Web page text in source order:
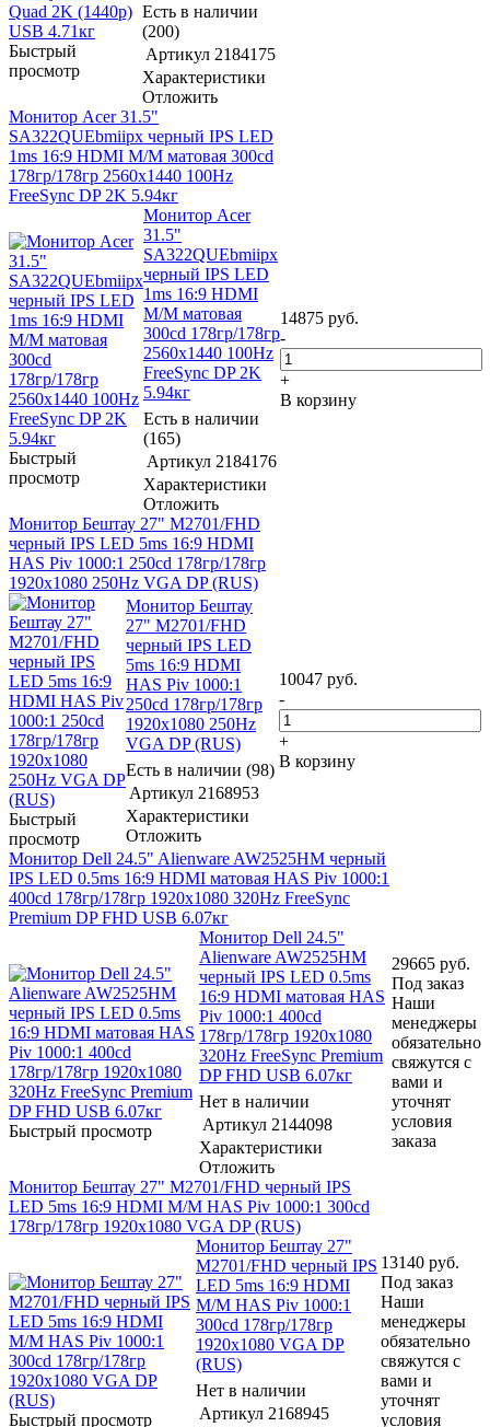
Быстрый
просмотр
Есть в наличии
(200)
Артикул 2184175
Характеристики
Отложить
Монитор Acer 31.5"
SA322QUEbmiipx черный IPS LED
1ms 16:9 HDMI M/M матовая 300cd
178гр/178гр 2560x1440 100Hz
FreeSync DP 2K 5.94кг
Быстрый
просмотр
Монитор Acer
31.5"
SA322QUEbmiipx
черный IPS LED
1ms 16:9 HDMI
M/M матовая
300cd 178гр/178гр
2560x1440 100Hz
FreeSync DP 2K
5.94кг
Есть в наличии
(165)
Артикул 2184176
Характеристики
Отложить
14875 руб.
-
+
В корзину
Монитор Бештау 27" М2701/FHD
черный IPS LED 5ms 16:9 HDMI
HAS Piv 1000:1 250cd 178гр/178гр
1920x1080 250Hz VGA DP (RUS)
Быстрый
просмотр
Монитор Бештау
27" М2701/FHD
черный IPS LED
5ms 16:9 HDMI
HAS Piv 1000:1
250cd 178гр/178гр
1920x1080 250Hz
VGA DP (RUS)
Есть в наличии (98)
Артикул 2168953
Характеристики
Отложить
10047 руб.
-
+
В корзину
Монитор Dell 24.5" Alienware AW2525HM черный
IPS LED 0.5ms 16:9 HDMI матовая HAS Piv 1000:1
400cd 178гр/178гр 1920x1080 320Hz FreeSync
Premium DP FHD USB 6.07кг
Быстрый просмотр
Монитор Dell 24.5"
Alienware AW2525HM
черный IPS LED 0.5ms
16:9 HDMI матовая HAS
Piv 1000:1 400cd
178гр/178гр 1920x1080
320Hz FreeSync Premium
DP FHD USB 6.07кг
Нет в наличии
Артикул 2144098
Характеристики
Отложить
29665 руб.
Под заказ
Наши
менеджеры
обязательно
свяжутся с
вами и
уточнят
условия
заказа
Монитор Бештау 27" М2701/FHD черный IPS
LED 5ms 16:9 HDMI M/M HAS Piv 1000:1 300cd
178гр/178гр 1920x1080 VGA DP (RUS)
Быстрый просмотр
Монитор Бештау 27"
М2701/FHD черный IPS
LED 5ms 16:9 HDMI
M/M HAS Piv 1000:1
300cd 178гр/178гр
1920x1080 VGA DP
(RUS)
Нет в наличии
Артикул 2168945
13140 руб.
Под заказ
Наши
менеджеры
обязательно
свяжутся с
вами и
уточнят
условия